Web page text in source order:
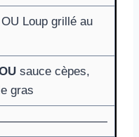
Loup grillé au
sauce cèpes,
gras